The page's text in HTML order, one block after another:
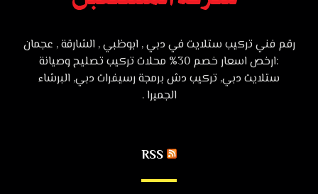
رقم فني تركيب ستلايت في دبي , ابوظبي , الشارقة , عجمان
:ارخص اسعار خصم 30% محلات تركيب تصليح وصيانة
ستلايت دبي, تركيب دش برمجة رسيفرات دبي, البرشاء
الجميرا .
RSS